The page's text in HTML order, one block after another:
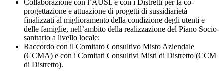
Collaborazione con l’AUSL e con i Distretti per la co-
progettazione e attuazione di progetti di sussidiarietà
finalizzati al miglioramento della condizione degli utenti e
delle famiglie, nell’ambito della realizzazione del Piano Socio-
sanitario a livello locale;
Raccordo con il Comitato Consultivo Misto Aziendale
(CCMA) e con i Comitati Consultivi Misti di Distretto (CCM
di Distretto).